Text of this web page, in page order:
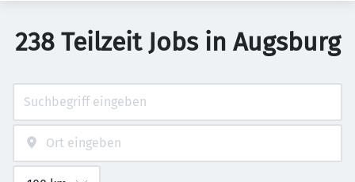
238 Teilzeit Jobs in Augsburg